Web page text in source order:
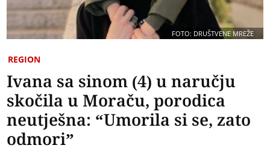
FOTO: DRUŠTVENE MREŽE
REGION
Ivana sa sinom (4) u naručju
skočila u Moraču, porodica
neutješna: “Umorila si se, zato
odmori”